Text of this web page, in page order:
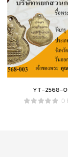
YT-2568-
0